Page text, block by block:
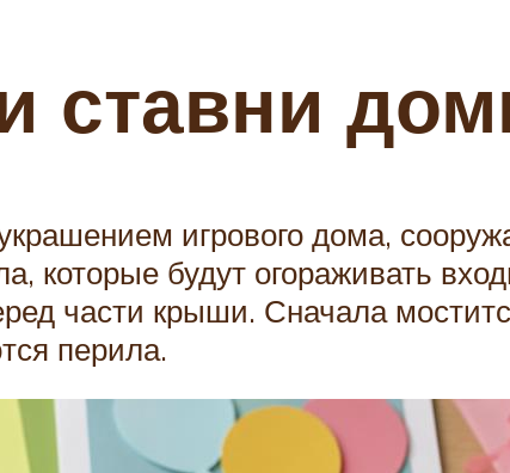
ставни
игрового дома,
которые будут огораживать
части крыши. Сначала
перила.